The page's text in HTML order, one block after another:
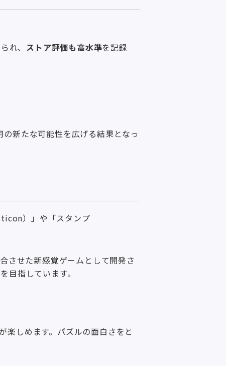
れ、 ストア評価も高水準を記録
新たな可能性を広げる結果となっ
）」や「スタンプ
させた新感覚ゲームとして開発さ
目指しています。
楽しめます。パズルの面白さをと